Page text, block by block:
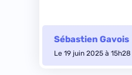
Sébastien Gavois
Le 19 juin 2025 à 15h28